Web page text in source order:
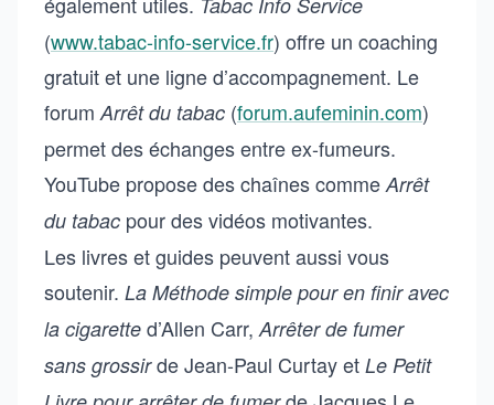
(www.tabac-info-service.fr) offre un coaching
gratuit et une ligne d’accompagnement. Le
forum Arrêt du tabac (forum.aufeminin.com)
permet des échanges entre ex-fumeurs.
YouTube propose des chaînes comme Arrêt
du tabac pour des vidéos motivantes.
Les livres et guides peuvent aussi vous
soutenir. La Méthode simple pour en finir avec
la cigarette d’Allen Carr, Arrêter de fumer
sans grossirde Jean-Paul Curtay et Le Petit